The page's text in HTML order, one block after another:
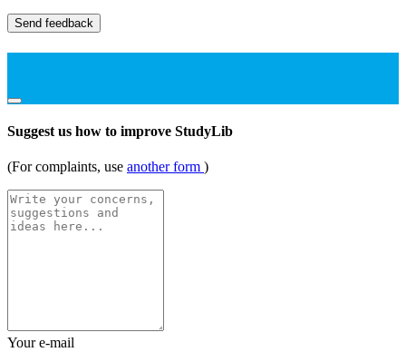
Send feedback
Suggest us how to improve StudyLib
(For complaints, use another form )
Your e-mail